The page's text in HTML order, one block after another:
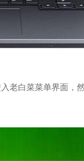
老白菜菜单界面，